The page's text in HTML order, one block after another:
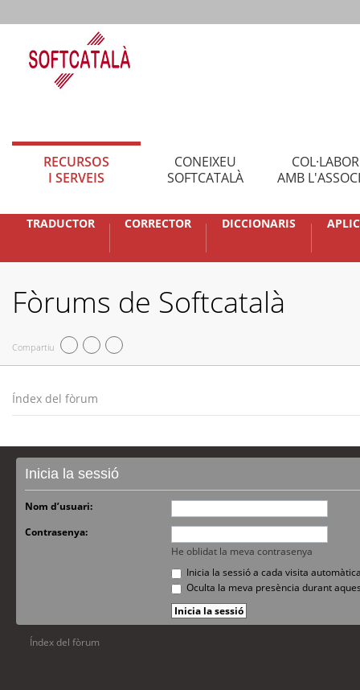
RECURSOS
I SERVEIS
CONEIXEU
SOFTCATALÀ
AMB
TRADUCTOR CORRECTOR DICCIONARIS
Fòrums de Softcatalà
Compartiu
Índex del fòrum
Inicia la sessió
Nom d’usuari:
Contrasenya:
He oblidat la meva contrasenya
Inicia la sessió a cada visita
Oculta la meva presència durant
Índex del fòrum